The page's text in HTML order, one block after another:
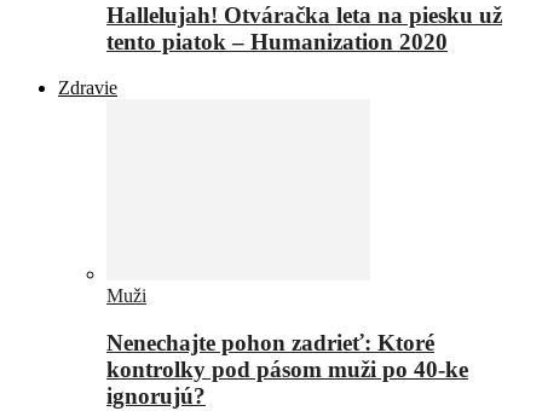
Hallelujah! Otváračka leta na piesku už
tento piatok – Humanization 2020
Zdravie
Muži
Nenechajte pohon zadrieť: Ktoré
kontrolky pod pásom muži po 40-ke
ignorujú?